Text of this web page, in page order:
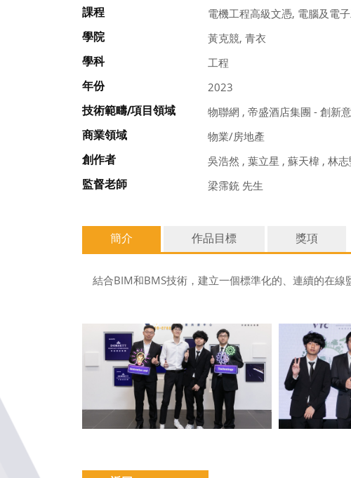
課程 電機工程高級文憑, 電腦及電
學院 黃克競, 青衣
學科 工程
年份 2023
技術範疇/項目領域 物聯網 , 帝盛酒店集團 - 創新
商業領域 物業/房地產
創作者 吳浩然 , 葉立星 , 蘇天椲 , 林志
監督老師 梁霈銃 先生
簡介 作品目標 獎項
結合BIM和BMS技術，建立一個標準化的、連續的在線